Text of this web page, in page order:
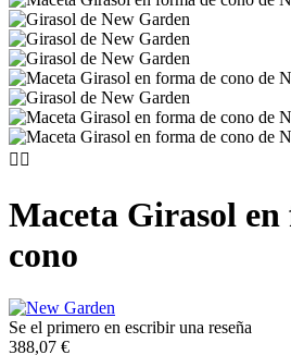
 
Maceta Girasol
cono
Se el primero en escribir una reseña
388,07 €